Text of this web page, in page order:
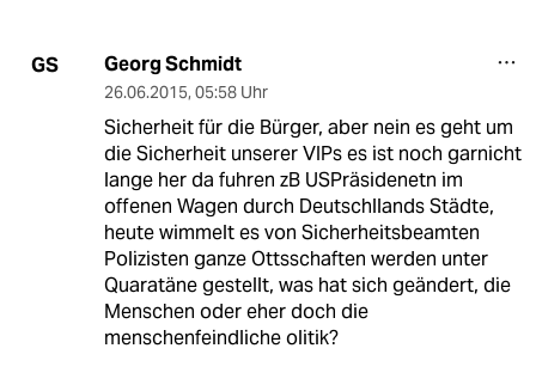
GS Georg Schmidt
26.06.2015, 05:58 Uhr
Sicherheit für die Bürger, aber nein es geht um
die Sicherheit unserer VIPs es ist noch garnicht
lange her da fuhren zB USPräsidenetn im
offenen Wagen durch Deutschllands Städte,
heute wimmelt es von Sicherheitsbeamten
Polizisten ganze Ottsschaften werden unter
Quaratäne gestellt, was hat sich geändert, die
Menschen oder eher doch die
menschenfeindliche olitik?